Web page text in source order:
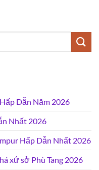
Dẫn Năm 2026
Nhất 2026
Hấp Dẫn Nhất 2026
xứ sở Phù Tang 2026